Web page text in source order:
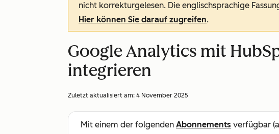
nicht korrekturgelesen. Die englischsprachige
Hier können Sie darauf zugreifen.
Google Analytics mit
integrieren
Zuletzt aktualisiert am: 4 November 2025
Mit einem der folgenden Abonnements verfügbar